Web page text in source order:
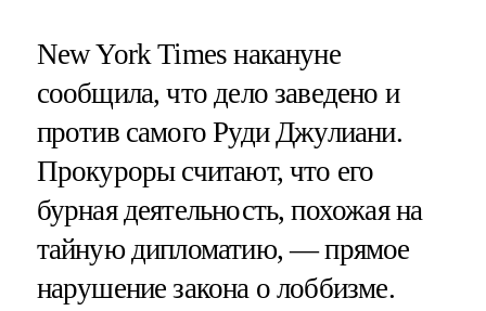
New York Times накануне
сообщила, что дело заведено и
против самого Руди Джулиани.
Прокуроры считают, что его
бурная деятельность, похожая на
тайную дипломатию, — прямое
нарушение закона о лоббизме.